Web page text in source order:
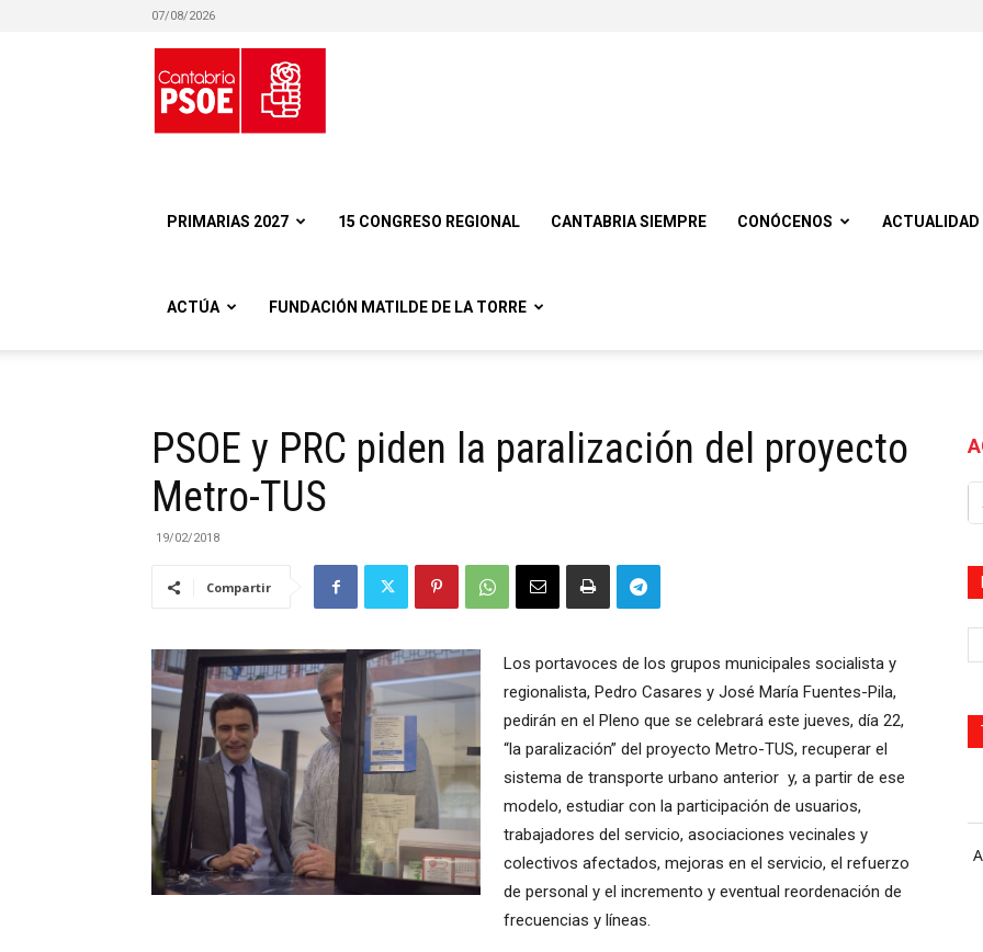
07/08/2026
Español
Cantabria
PRIMARIAS 2027 15 CONGRESO REGIONAL CANTABRIA SIEMPRE CONÓCENOS ACTUALIDAD
ACTÚA FUNDACIÓN MATILDE DE LA TORRE
PSOE y PRC piden la paralización del proyecto
Metro-TUS
19/02/2018
Compartir
Los portavoces de los grupos municipales socialista y
regionalista, Pedro Casares y José María Fuentes-Pila,
pedirán en el Pleno que se celebrará este jueves, día 22,
“la paralización” del proyecto Metro-TUS, recuperar el
sistema de transporte urbano anterior y, a partir de ese
modelo, estudiar con la participación de usuarios,
trabajadores del servicio, asociaciones vecinales y
colectivos afectados, mejoras en el servicio, el refuerzo
de personal y el incremento y eventual reordenación de
frecuencias y líneas.